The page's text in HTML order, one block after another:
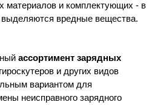
материалов и комплектующих - в
выделяются вредные вещества.
ассортимент зарядных
и других видов
вариантом для
неисправного зарядного